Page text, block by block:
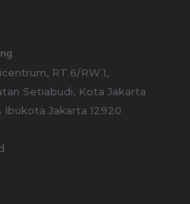
RT.6/RW.1,
Setiabudi, Kota Jakarta
Ibukota Jakarta 12920